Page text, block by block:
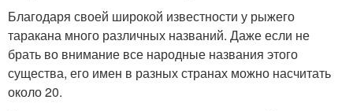
Благодаря своей широкой известности у рыжего
таракана много различных названий. Даже если не
брать во внимание все народные названия этого
существа, его имен в разных странах можно насчитать
около 20.